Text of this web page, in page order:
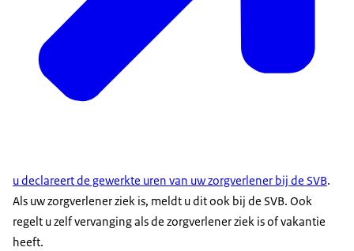
u declareert de gewerkte uren van uw zorgverlener bij de SVB.
Als uw zorgverlener ziek is, meldt u dit ook bij de SVB. Ook
regelt u zelf vervanging als de zorgverlener ziek is of vakantie
heeft.